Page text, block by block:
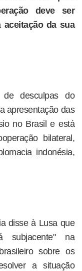
deve ser
aceitação da sua
desculpas do
apresentação das
no Brasil e está
bilateral,
indonésia,
disse à Lusa que
subjacente" na
sobre os
a situação